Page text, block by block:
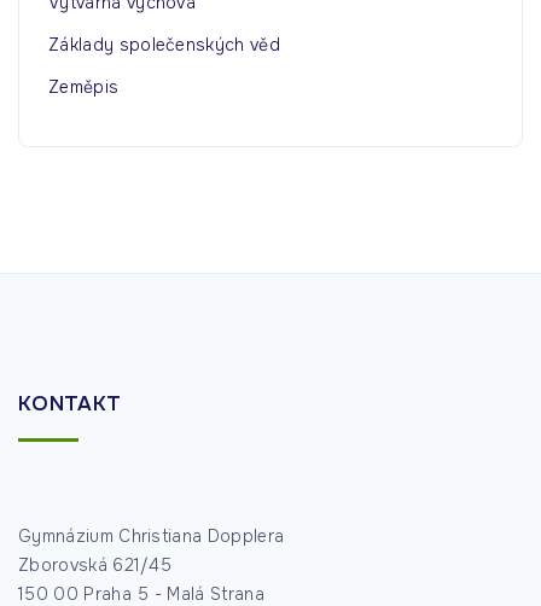
Základy společenských věd
Zeměpis
KONTAKT
Gymnázium Christiana Dopplera
Zborovská 621/45
150 00 Praha 5 - Malá Strana